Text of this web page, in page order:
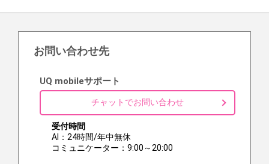
お問い合わせ先
UQ mobileサポート
チャットでお問い合わせ
受付時間
AI：24時間/年中無休
コミュニケーター：9:00～20:00